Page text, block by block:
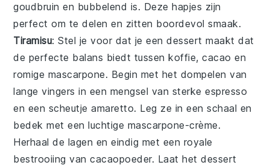
goudbruin en bubbelend is. Deze hapjes zijn
perfect om te delen en zitten boordevol smaak.
Tiramisu: Stel je voor dat je eendessert maakt dat
de perfecte balans biedt tussenkoffie,cacao en
romige mascarpone. Begin met het dompelen van
lange vingers in een mengsel van sterkeespresso
en een scheutjeamaretto. Leg ze in een schaal en
bedek met een luchtige mascarpone-crème.
Herhaal de lagen en eindig met een royale
bestrooiing vancacaopoeder. Laat hetdessert